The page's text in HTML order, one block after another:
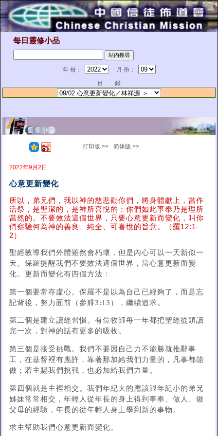
每日靈修小品
年 份：
月 份：
目 錄
打印版 >> 简体版 >>
2022年9月2日
心意更新變化
所以，弟兄們，我以神的慈悲勸你們，將身體獻上，當作
活祭，是聖潔的，是神所喜悅的；你們如此事奉乃是理所
當然的。不要效法這個世界，只要心意更新而變化，叫你
們察驗何為神的善良、純全、可喜悅的旨意。（羅12:1-
2）
聖經教導我們外體雖然會朽壞，但是內心可以一天新似一
天。保羅提醒我們不要效法這個世界，當心意更新而變
化。更新而變化有四個方法：
第一個要常存虛心。保羅不是以為自己已經夠了，而是忘
記背後，努力面前（參腓3:13），繼續追求。
第二個是建立讀經習慣。有位牧師每一年都把聖經從頭讀
完一次，對神的話有更多的吸收。
第三個是接受挑戰。我們不要因自己力不能勝就推辭事
工，在基督裡有應許，靠著那加給我們力量的，凡事都能
做；若主賜我們挑戰，也必加給我們力量。
第四個就是主裡相交。我們年紀大的應該跟年紀小的弟兄
姊妹常常相交，年輕人從年長的身上得到事奉、做人、做
父母的經驗，年長的從年輕人身上學到新的事物。
求主幫助我們心意更新而變化。